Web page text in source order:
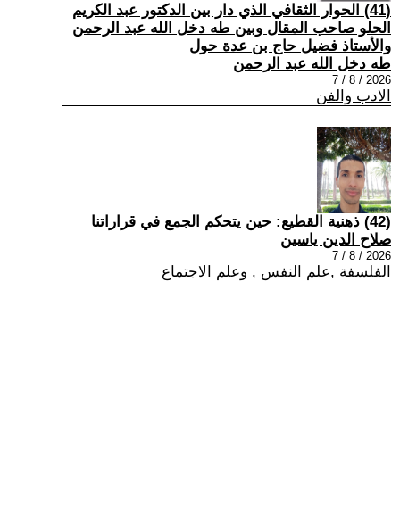
(41) الحوار الثقافي الذي دار بين الدكتور عبد الكريم
الحلو صاحب المقال وبين طه دخل الله عبد الرحمن
والأستاذ فضيل حاج بن عدة حول
طه دخل الله عبد الرحمن
2026 / 8 / 7
الادب والفن
(42) ذهنية القطيع: حين يتحكم الجمع في قراراتنا
صلاح الدين ياسين
2026 / 8 / 7
الفلسفة ,علم النفس , وعلم الاجتماع